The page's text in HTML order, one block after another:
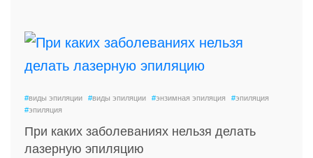
#виды эпиляции #виды эпиляции #энзимная эпиляция #эпиляция
#эпиляция
При каких заболеваниях нельзя делать
лазерную эпиляцию